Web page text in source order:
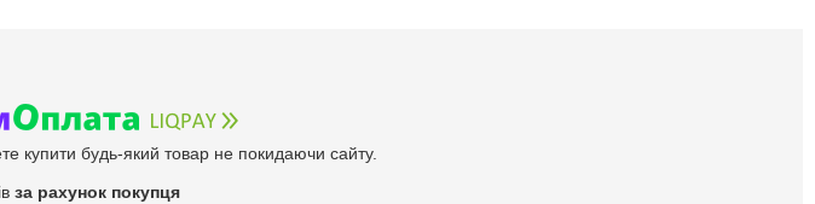
купити будь-який товар не покидаючи сайту.
за рахунок покупця